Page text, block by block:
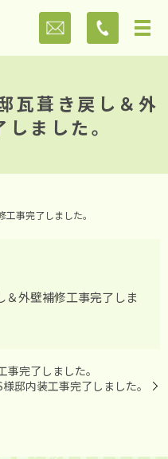
瓦葺き戻し＆外
ました。
事完了しました。
外壁補修工事完了しま
完了しました。
邸内装工事完了しました。